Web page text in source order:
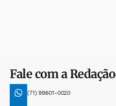
Fale com a Redação
(71) 99601-0020